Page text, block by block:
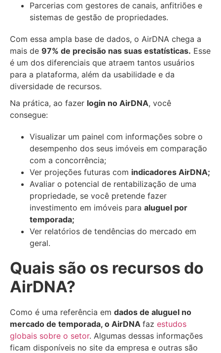
Parcerias com gestores de canais, anfitriões e
sistemas de gestão de propriedades.
Com essa ampla base de dados, o AirDNA chega a
mais de 97% de precisão nas suas estatísticas. Esse
é um dos diferenciais que atraem tantos usuários
para a plataforma, além da usabilidade e da
diversidade de recursos.
Na prática, ao fazer login no AirDNA, você
consegue:
Visualizar um painel com informações sobre o
desempenho dos seus imóveis em comparação
com a concorrência;
Ver projeções futuras com indicadores AirDNA;
Avaliar o potencial de rentabilização de uma
propriedade, se você pretende fazer
investimento em imóveis para aluguel por
temporada;
Ver relatórios de tendências do mercado em
geral.
Quais são os recursos do
AirDNA?
Como é uma referência em dados de aluguel no
mercado de temporada, o AirDNA faz estudos
globais sobre o setor. Algumas dessas informações
ficam disponíveis no site da empresa e outras são